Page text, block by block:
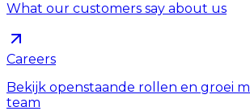
What our customers say about us
Careers
Bekijk openstaande rollen en groei
team